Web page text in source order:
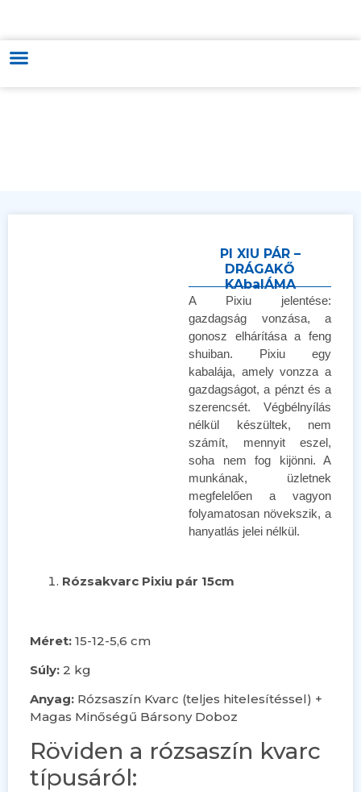
PI XIU PÁR –
DRÁGAKŐ
KAbalÁMA
A Pixiu jelentése:
gazdagság vonzása, a
gonosz elhárítása a feng
shuiban. Pixiu egy
kabalája, amely vonzza a
gazdagságot, a pénzt és a
szerencsét. Végbélnyílás
nélkül készültek, nem
számít, mennyit eszel,
soha nem fog kijönni. A
munkának, üzletnek
megfelelően a vagyon
folyamatosan növekszik, a
hanyatlás jelei nélkül.
Rózsakvarc Pixiu pár 15cm
Méret: 15-12-5,6 cm
Súly: 2 kg
Anyag: Rózsaszín Kvarc (teljes hitelesítéssel) +
Magas Minőségű Bársony Doboz
Röviden a rózsaszín kvarc
típusáról: